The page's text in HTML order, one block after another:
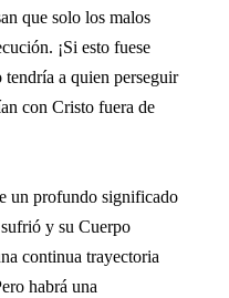
que solo los malos
¡Si esto fuese
a quien perseguir
con Cristo fuera de
un profundo significado
y su Cuerpo
continua trayectoria
habrá una